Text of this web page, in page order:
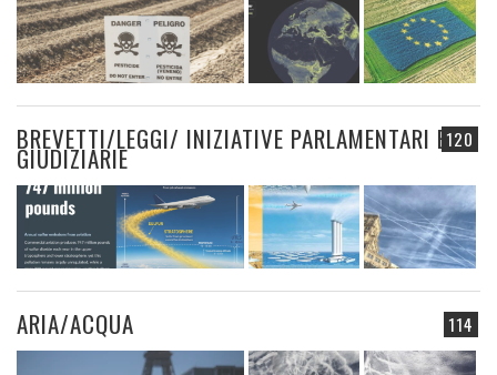
120
BREVETTI/LEGGI/ INIZIATIVE PARLAMENTARI E
GIUDIZIARIE
114
ARIA/ACQUA